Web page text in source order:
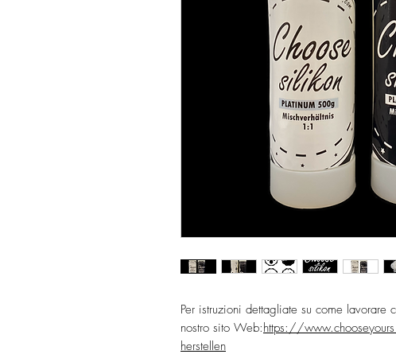
Per istruzioni dettagliate su come
nostro sito Web:https://
herstellen